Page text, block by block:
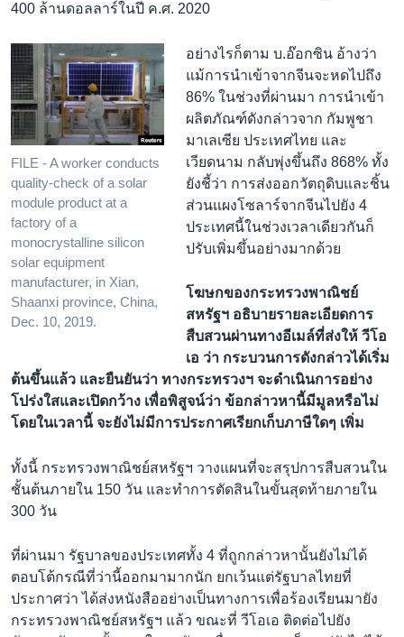
400 ล้านดอลลาร์ในปี ค.ศ. 2020
FILE - A worker conducts
quality-check of a solar
module product at a
factory of a
monocrystalline silicon
solar equipment
manufacturer, in Xian,
Shaanxi province, China,
Dec. 10, 2019.
อย่างไรก็ตาม บ.อ๊อกซิน อ้างว่า
แม้การนำเข้าจากจีนจะหดไปถึง
86% ในช่วงที่ผ่านมา การนำเข้า
ผลิตภัณฑ์ดังกล่าวจาก กัมพูชา
มาเลเซีย ประเทศไทย และ
เวียดนาม กลับพุ่งขึ้นถึง 868% ทั้ง
ยังชี้ว่า การส่งออกวัตถุดิบและชิ้น
ส่วนแผงโซลาร์จากจีนไปยัง 4
ประเทศนี้ในช่วงเวลาเดียวกันก็
ปรับเพิ่มขึ้นอย่างมากด้วย
โฆษกของกระทรวงพาณิชย์
สหรัฐฯ อธิบายรายละเอียดการ
สืบสวนผ่านทางอีเมล์ที่ส่งให้ วีโอ
เอ ว่า กระบวนการดังกล่าวได้เริ่ม
ต้นขึ้นแล้ว และยืนยันว่า ทางกระทรวงฯ จะดำเนินการอย่าง
โปร่งใสและเปิดกว้าง เพื่อพิสูจน์ว่า ข้อกล่าวหานี้มีมูลหรือไม่
โดยในเวลานี้ จะยังไม่มีการประกาศเรียกเก็บภาษีใดๆ เพิ่ม
ทั้งนี้ กระทรวงพาณิชย์สหรัฐฯ วางแผนที่จะสรุปการสืบสวนใน
ชั้นต้นภายใน 150 วัน และทำการตัดสินในขั้นสุดท้ายภายใน
300 วัน
ที่ผ่านมา รัฐบาลของประเทศทั้ง 4 ที่ถูกกล่าวหานั้นยังไม่ได้
ตอบโต้กรณีที่ว่านี้ออกมามากนัก ยกเว้นแต่รัฐบาลไทยที่
ประกาศว่า ได้ส่งหนังสืออย่างเป็นทางการเพื่อร้องเรียนมายัง
กระทรวงพาณิชย์สหรัฐฯ แล้ว ขณะที่ วีโอเอ ติดต่อไปยัง